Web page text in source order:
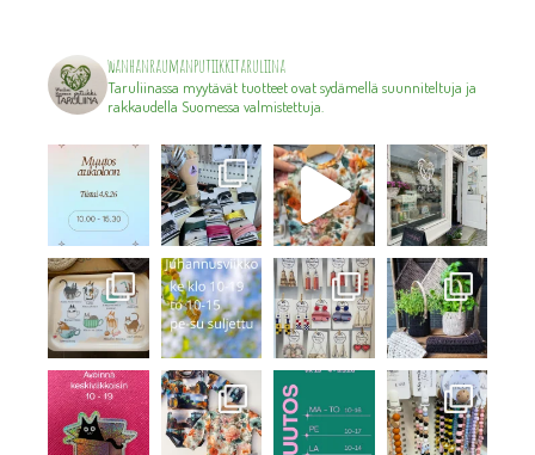
wanhanraumanputiikkitaruliina
Taruliinassa myytävät tuotteet ovat sydämellä suunniteltuja ja
rakkaudella Suomessa valmistettuja.